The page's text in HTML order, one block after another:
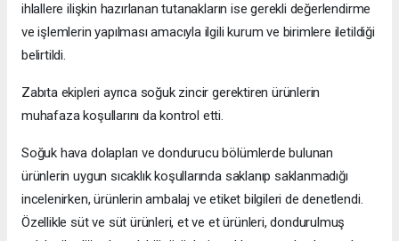
ihlallere ilişkin hazırlanan tutanakların ise gerekli değerlendirme
ve işlemlerin yapılması amacıyla ilgili kurum ve birimlere iletildiği
belirtildi.
Zabıta ekipleri ayrıca soğuk zincir gerektiren ürünlerin
muhafaza koşullarını da kontrol etti.
Soğuk hava dolapları ve dondurucu bölümlerde bulunan
ürünlerin uygun sıcaklık koşullarında saklanıp saklanmadığı
incelenirken, ürünlerin ambalaj ve etiket bilgileri de denetlendi.
Özellikle süt ve süt ürünleri, et ve et ürünleri, dondurulmuş